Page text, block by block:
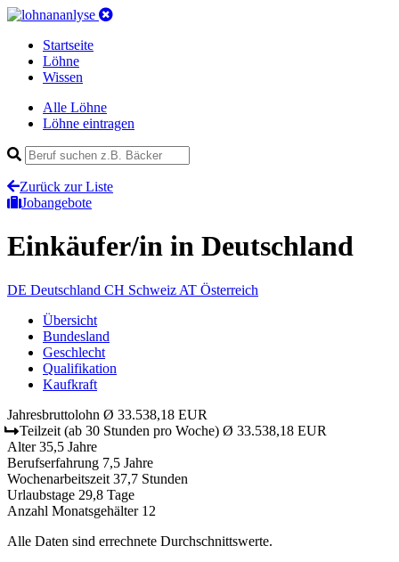
Startseite
Löhne
Wissen
Alle Löhne
Löhne eintragen
Zurück zur Liste
Jobangebote
Einkäufer/in in Deutschland
DE Deutschland CH Schweiz AT Österreich
Übersicht
Bundesland
Geschlecht
Qualifikation
Kaufkraft
Jahresbruttolohn Ø 33.538,18 EUR
Teilzeit (ab 30 Stunden pro Woche) Ø 33.538,18 EUR
Alter 35,5 Jahre
Berufserfahrung 7,5 Jahre
Wochenarbeitszeit 37,7 Stunden
Urlaubstage 29,8 Tage
Anzahl Monatsgehälter 12
Alle Daten sind errechnete Durchschnittswerte.